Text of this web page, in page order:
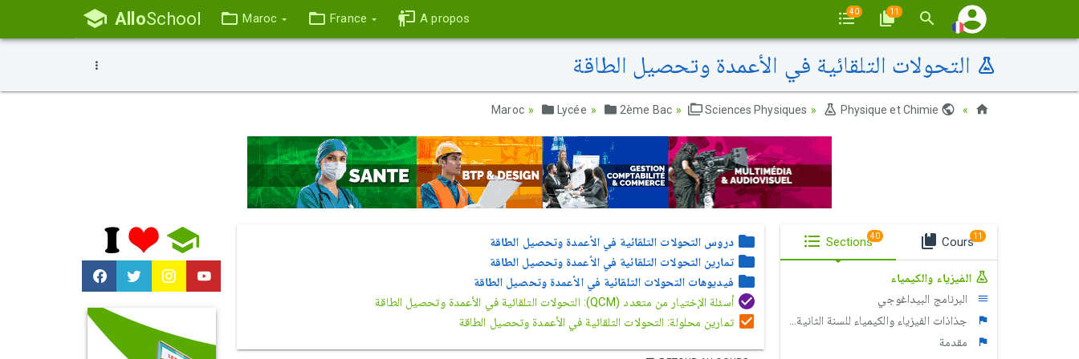
AlloSchool Maroc France A propos 40 11
التحولات التلقائية في الأعمدة وتحصيل الطاقة
Lycée 2ème Bac Sciences Physiques Physique et Chimie
دروس التحولات التلقائية في الأعمدة وتحصيل الطاقة
تمارين التحولات التلقائية في الأعمدة وتحصيل الطاقة
فيديوهات التحولات التلقائية في الأعمدة وتحصيل الطاقة
أسئلة الإختيار من متعدد (QCM): التحولات التلقائية في الأعمدة وتحصيل الطاقة
تمارين محلولة: التحولات التلقائية في الأعمدة وتحصيل الطاقة
Sections40 Cours11
الفيزياء والكيمياء
البرنامج البيداغوجي
جذاذات الفيزياء والكيمياء للسنة الثانية بكالوريا
مقدمة